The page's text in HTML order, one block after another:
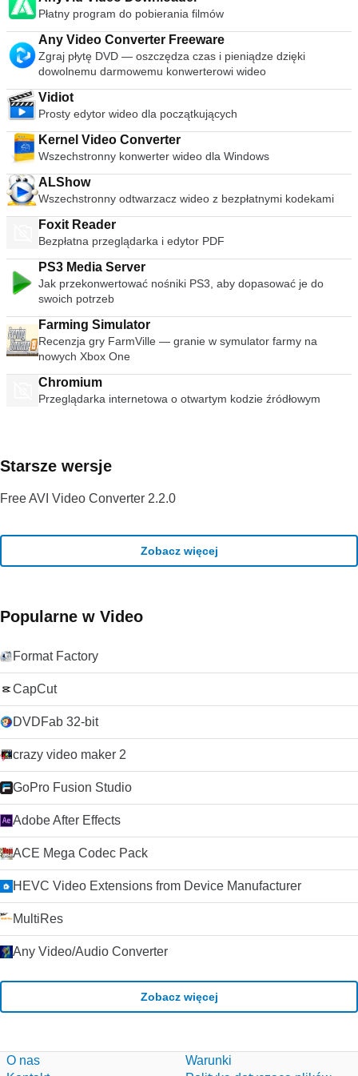
się z naszym przewodnikiem dotyczącym instalowania skór
dla Winampa . Winamp jest również dostępny dla Androida
przechowywane w całości w formacie XML i są niezależne od
łatwo przenieść na inne komputery.
Płatny program do pobierania filmów
Any Video Converter Freeware
Zgraj płytę DVD — oszczędza czas i pieniądze dzięki
dowolnemu darmowemu konwerterowi wideo
Vidiot
Prosty edytor wideo dla początkujących
Kernel Video Converter
Wszechstronny konwerter wideo dla Windows
ALShow
Wszechstronny odtwarzacz wideo z bezpłatnymi kodekami
Foxit Reader
Bezpłatna przeglądarka i edytor PDF
PS3 Media Server
Jak przekonwertować nośniki PS3, aby dopasować je do
swoich potrzeb
Farming Simulator
Recenzja gry FarmVille — granie w symulator farmy na
nowych Xbox One
Chromium
Przeglądarka internetowa o otwartym kodzie źródłowym
Starsze wersje
Free AVI Video Converter 2.2.0
Zobacz więcej
Popularne w Video
Format Factory
CapCut
DVDFab 32-bit
crazy video maker 2
GoPro Fusion Studio
Adobe After Effects
ACE Mega Codec Pack
HEVC Video Extensions from Device Manufacturer
MultiRes
Any Video/Audio Converter
Zobacz więcej
O nas
Warunki